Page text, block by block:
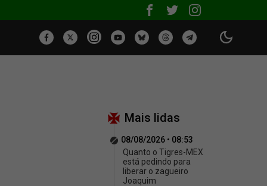
Mais lidas
08/08/2026 • 08:53
Quanto o Tigres-MEX
está pedindo para
liberar o zagueiro
Joaquim